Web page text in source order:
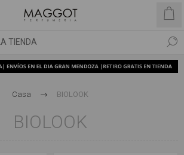
Casa BIOLOOK
BIOLOOK